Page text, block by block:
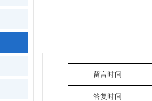
留言时间
答复时间